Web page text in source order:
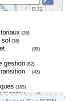
(26)
(38)
(95)
gestion (82)
(43)
(165)